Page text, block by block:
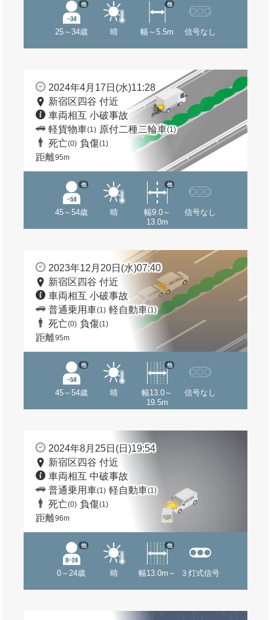
25～34歳
他
晴 幅～5.5m
他
信号なし
2024年4月17日(水)11:28
新宿区四谷 付近
車両相互 小破事故
軽貨物車(1) 原付二種二輪車(1)
死亡(0) 負傷(1)
距離95m
45～54歳
他
晴
幅9.0～
13.0m
他
信号なし
2023年12月20日(水)07:40
新宿区四谷 付近
車両相互 小破事故
普通乗用車(1) 軽自動車(1)
死亡(0) 負傷(1)
距離95m
45～54歳
他
晴
幅13.0～
19.5m
他
信号なし
2024年8月25日(日)19:54
新宿区四谷 付近
車両相互 中破事故
普通乗用車(1) 軽自動車(1)
死亡(0) 負傷(1)
距離96m
0～24歳
他
晴 幅13.0m～
他
３灯式信号